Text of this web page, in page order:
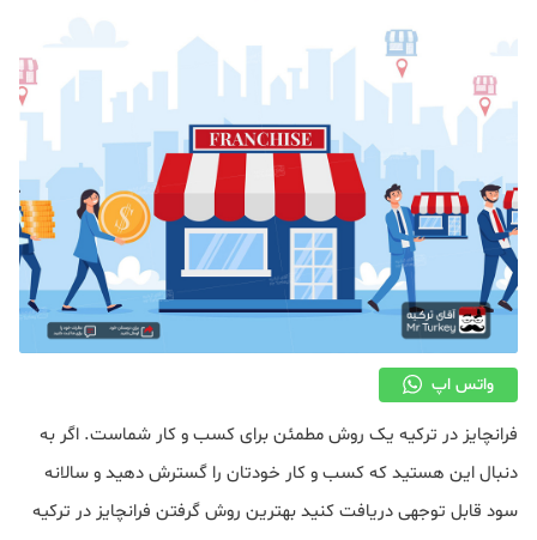
واتس اپ
فرانچایز در ترکیه یک روش مطمئن برای کسب و کار شماست. اگر به
دنبال این هستید که کسب و کار خودتان را گسترش دهید و سالانه
سود قابل توجهی دریافت کنید بهترین روش گرفتن فرانچایز در ترکیه